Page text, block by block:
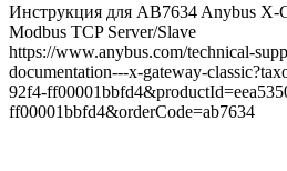
Инструкция для AB7634 Anybus X-
Modbus TCP Server/Slave
https://www.anybus.com/technical-
documentation---x-gateway-
92f4-
ff00001bbfd4&orderCode=ab7634